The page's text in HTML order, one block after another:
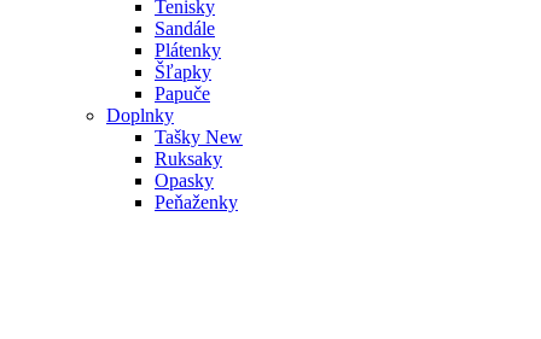
Tenisky
Sandále
Plátenky
Šľapky
Papuče
Doplnky
Tašky New
Ruksaky
Opasky
Peňaženky